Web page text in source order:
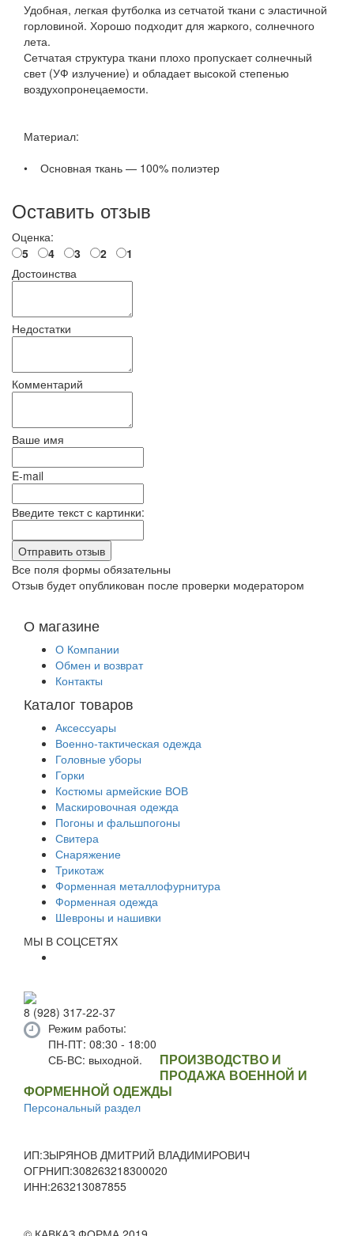
Удобная, легкая футболка из сетчатой ткани с эластичной
горловиной. Хорошо подходит для жаркого, солнечного
лета.
Сетчатая структура ткани плохо пропускает солнечный
свет (УФ излучение) и обладает высокой степенью
воздухопронецаемости.
Материал:
• Основная ткань — 100% полиэтер
Оставить отзыв
Оценка:
5
4 3 2
1
Достоинства
Недостатки
Комментарий
Ваше имя
E-mail
Введите текст с картинки:
Все поля формы обязательны
Отзыв будет опубликован после проверки модератором
О магазине
О Компании
Обмен и возврат
Контакты
Каталог товаров
Аксессуары
Военно-тактическая одежда
Головные уборы
Горки
Костюмы армейские ВОВ
Маскировочная одежда
Погоны и фальшпогоны
Свитера
Снаряжение
Трикотаж
Форменная металлофурнитура
Форменная одежда
Шевроны и нашивки
МЫ В СОЦСЕТЯХ
8 (928) 317-22-37
Режим работы:
ПН-ПТ: 08:30 - 18:00
СБ-ВС: выходной.
ПРОИЗВОДСТВО И
ПРОДАЖА ВОЕННОЙ И
ФОРМЕННОЙ ОДЕЖДЫ
Персональный раздел
ИП:ЗЫРЯНОВ ДМИТРИЙ ВЛАДИМИРОВИЧ
ОГРНИП:308263218300020
ИНН:263213087855